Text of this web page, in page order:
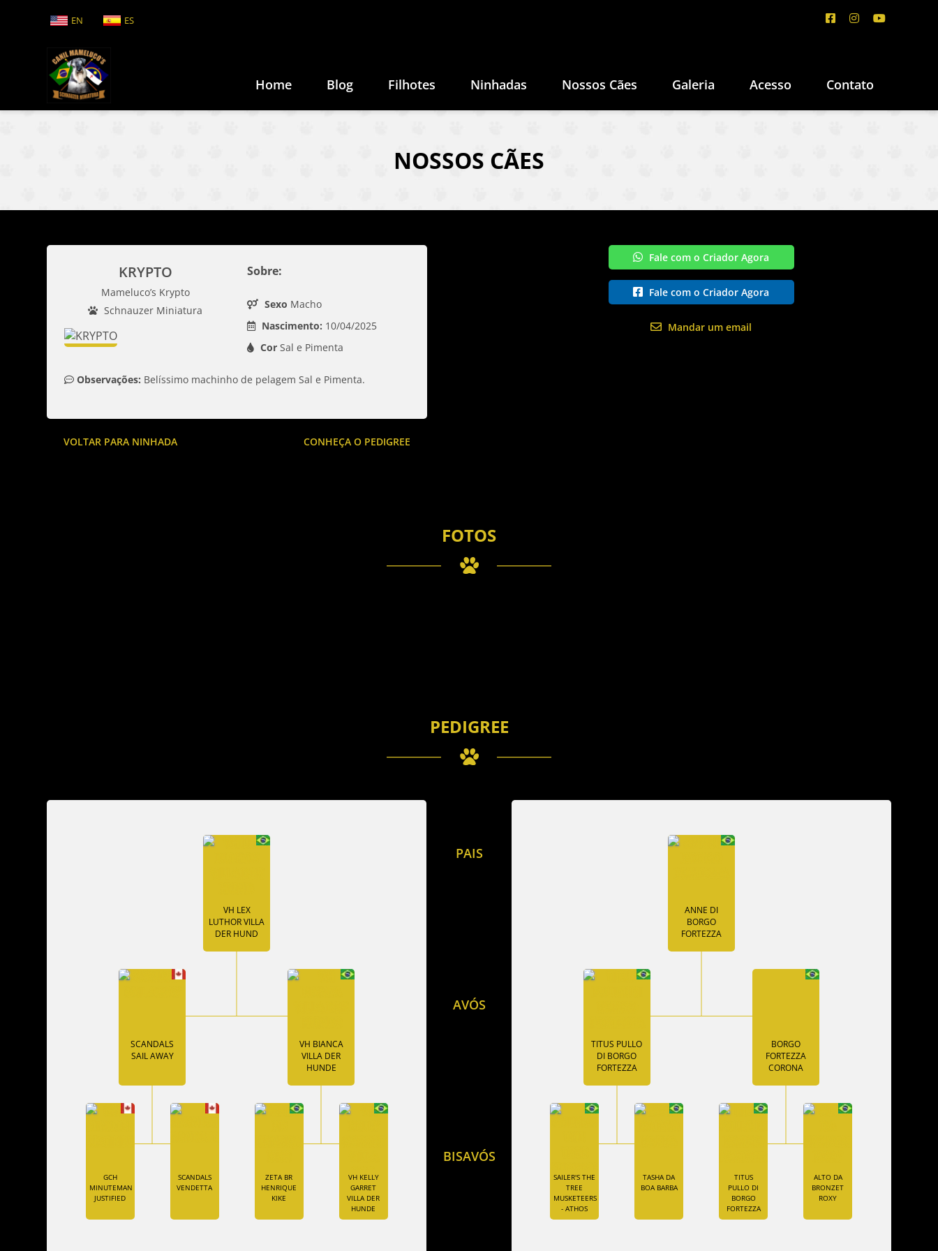
EN ES
Home Blog Filhotes Ninhadas Nossos Cães Galeria Acesso Contato
NOSSOS CÃES
KRYPTO
Mameluco’s Krypto
Schnauzer Miniatura
Sobre:
Sexo Macho
Nascimento: 10/04/2025
Cor Sal e Pimenta
Observações: Belíssimo machinho de pelagem Sal e Pimenta.
VOLTAR PARA NINHADA CONHEÇA O PEDIGREE
Fale com o Criador Agora
Fale com o Criador Agora
Mandar um email
FOTOS
PEDIGREE
VH LEX
LUTHOR VILLA
DER HUND
SCANDALS
SAIL AWAY
VH BIANCA
VILLA DER
HUNDE
GCH
MINUTEMAN
JUSTIFIED
SCANDALS
VENDETTA
ZETA BR
HENRIQUE
KIKE
VH KELLY
GARRET
VILLA DER
HUNDE
PAIS
AVÓS
BISAVÓS
ANNE DI
BORGO
FORTEZZA
TITUS PULLO
DI BORGO
FORTEZZA
BORGO
FORTEZZA
CORONA
SAILER'S THE
TREE
MUSKETEERS
- ATHOS
TASHA DA
BOA BARBA
TITUS
PULLO DI
BORGO
FORTEZZA
ALTO DA
BRONZET
ROXY